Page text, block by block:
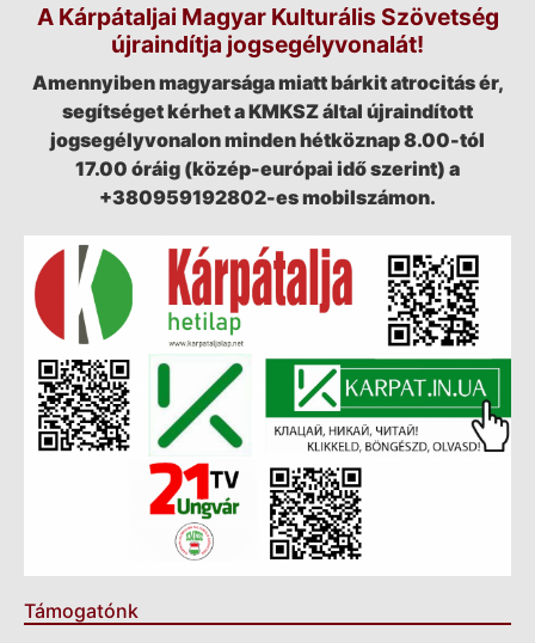
A Kárpátaljai Magyar Kulturális Szövetség
újraindítja jogsegélyvonalát!
Amennyiben magyarsága miatt bárkit atrocitás ér,
segítséget kérhet a KMKSZ által újraindított
jogsegélyvonalon minden hétköznap 8.00-tól
17.00 óráig (közép-európai idő szerint) a
+380959192802-es mobilszámon.
Támogatónk